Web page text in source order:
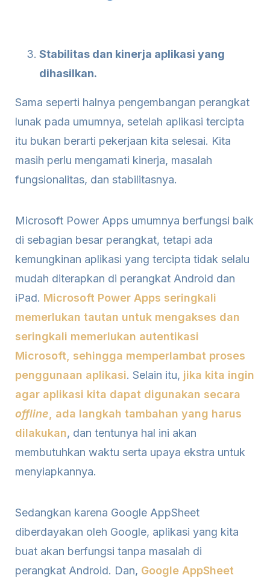
Stabilitas dan kinerja aplikasi yang
dihasilkan.
Sama seperti halnya pengembangan perangkat
lunak pada umumnya, setelah aplikasi tercipta
itu bukan berarti pekerjaan kita selesai. Kita
masih perlu mengamati kinerja, masalah
fungsionalitas, dan stabilitasnya.
Microsoft Power Apps umumnya berfungsi baik
di sebagian besar perangkat, tetapi ada
kemungkinan aplikasi yang tercipta tidak selalu
mudah diterapkan di perangkat Android dan
iPad. Microsoft Power Apps seringkali
memerlukan tautan untuk mengakses dan
seringkali memerlukan autentikasi
Microsoft, sehingga memperlambat proses
penggunaan aplikasi. Selain itu, jika kita ingin
agar aplikasi kita dapat digunakan secara
offline , ada langkah tambahan yang harus
dilakukan, dan tentunya hal ini akan
membutuhkan waktu serta upaya ekstra untuk
menyiapkannya.
Sedangkan karena Google AppSheet
diberdayakan oleh Google, aplikasi yang kita
buat akan berfungsi tanpa masalah di
perangkat Android. Dan, Google AppSheet